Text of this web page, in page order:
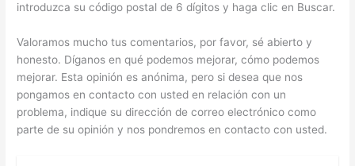
introduzca su código postal de 6 dígitos y haga clic en Buscar.
Valoramos mucho tus comentarios, por favor, sé abierto y
honesto. Díganos en qué podemos mejorar, cómo podemos
mejorar. Esta opinión es anónima, pero si desea que nos
pongamos en contacto con usted en relación con un
problema, indique su dirección de correo electrónico como
parte de su opinión y nos pondremos en contacto con usted.